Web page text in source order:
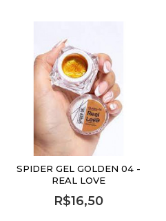
SPIDER GEL GOLDEN 04 -
REAL LOVE
R$16,50